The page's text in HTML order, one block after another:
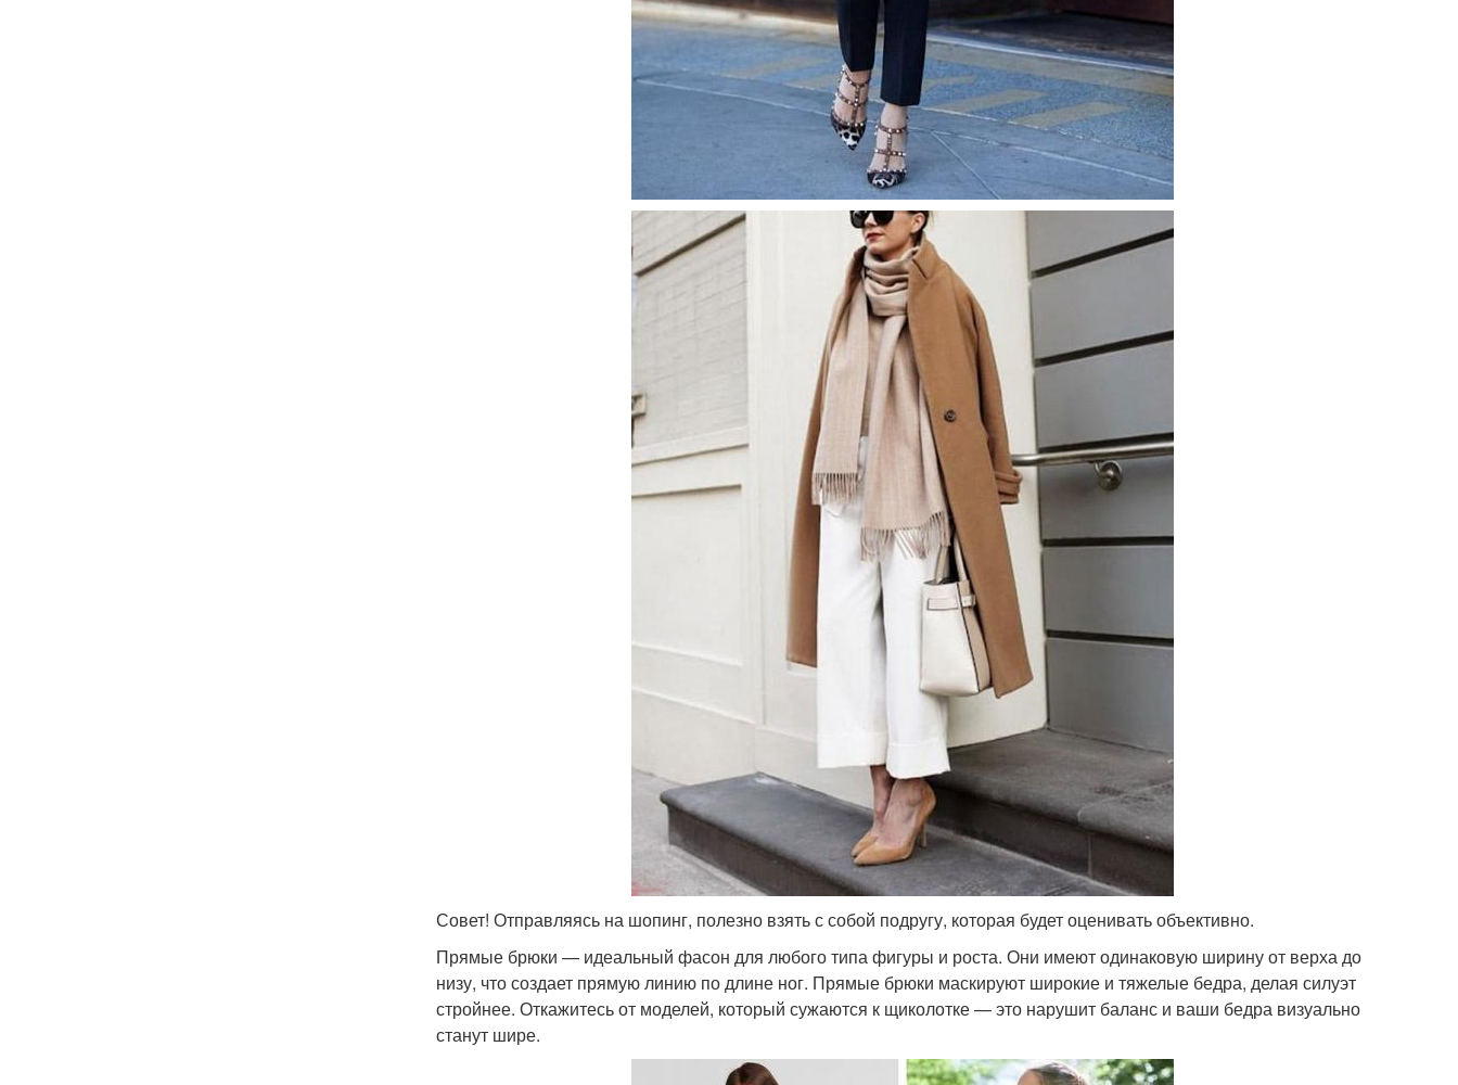
Совет! Отправляясь на шопинг, полезно взять с собой подругу, которая будет оценивать объективно.
Прямые брюки — идеальный фасон для любого типа фигуры и роста. Они имеют одинаковую ширину от верха до
низу, что создает прямую линию по длине ног. Прямые брюки маскируют широкие и тяжелые бедра, делая силуэт
стройнее. Откажитесь от моделей, который сужаются к щиколотке — это нарушит баланс и ваши бедра визуально
станут шире.